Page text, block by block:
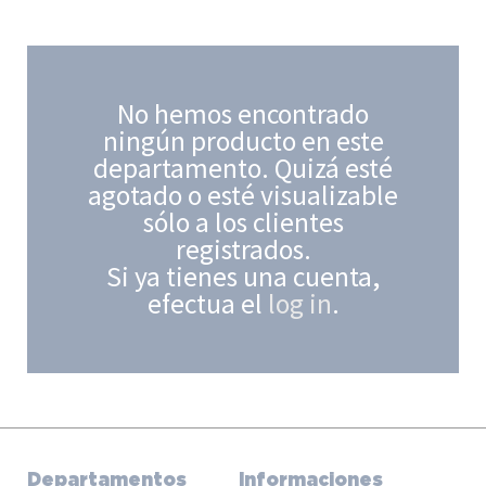
No hemos encontrado
ningún producto en este
departamento. Quizá esté
agotado o esté visualizable
sólo a los clientes
registrados.
Si ya tienes una cuenta,
efectua el log in.
Departamentos Informaciones